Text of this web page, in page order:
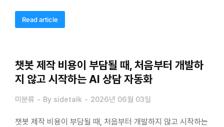
Read article
챗봇 제작 비용이 부담될 때, 처음부터 개발하
지 않고 시작하는 AI 상담 자동화
미분류 By sidetalk 2026년 06월 03일
챗봇 제작 비용이 부담될 때, 처음부터 개발하지 않고 시작하는